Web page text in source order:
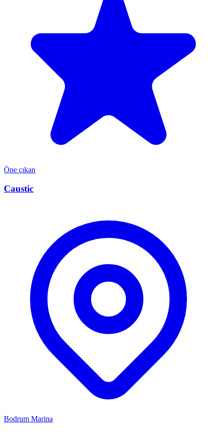
Öne çıkan
Caustic
Bodrum Marina